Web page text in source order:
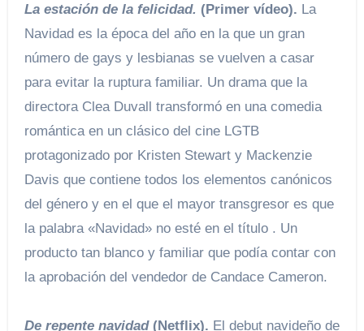
La estación de la felicidad. (Primer vídeo). La
Navidad es la época del año en la que un gran
número de gays y lesbianas se vuelven a casar
para evitar la ruptura familiar. Un drama que la
directora Clea Duvall transformó en una comedia
romántica en un clásico del cine LGTB
protagonizado por Kristen Stewart y Mackenzie
Davis que contiene todos los elementos canónicos
del género y en el que el mayor transgresor es que
la palabra «Navidad» no esté en el título . Un
producto tan blanco y familiar que podía contar con
la aprobación del vendedor de Candace Cameron.
De repente navidad (Netflix). El debut navideño de